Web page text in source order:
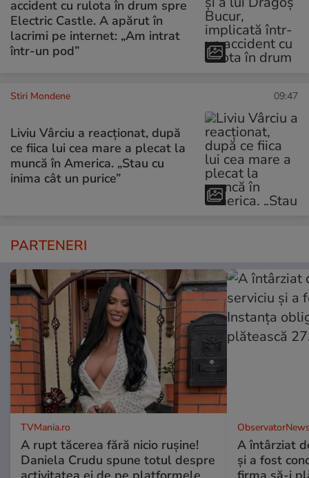
accident cu rulota în drum spre
Electric Castle. A apărut în
lacrimi pe internet: „Am intrat
într-un pod”
Stiri Mondene 09:47
Liviu Vârciu a reacționat, după
ce fiica lui cea mare a plecat la
muncă în America. „Stau cu
inima cât un purice”
PARTENERI
TVMania.ro
A rupt tăcerea fără nicio rușine!
Daniela Crudu spune totul despre
A întârziat
și a fost